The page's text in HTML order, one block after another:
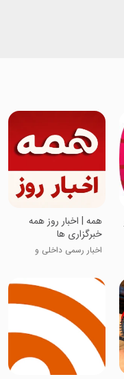
‏همه | اخبار روز همه
خبر‌گزاری ها
اخبار رسمی داخلی و